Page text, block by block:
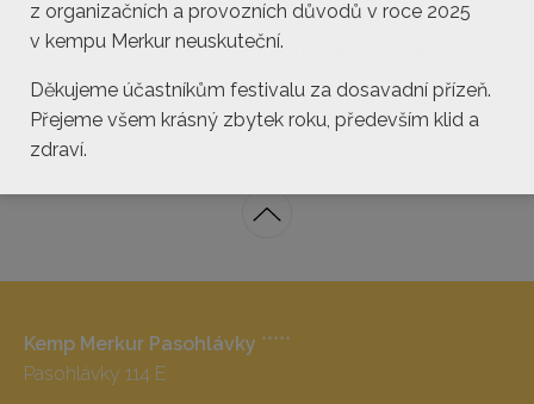
kemp@pasohlavky.cz
Kemp Merkur Pasohlávky *****
Pasohlávky 114 E
z organizačních a provozních důvodů v roce 2025
v kempu Merkur neuskuteční.
Děkujeme účastníkům festivalu za dosavadní přízeň.
Přejeme všem krásný zbytek roku, především klid a
zdraví.